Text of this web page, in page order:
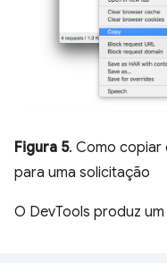
Figura 5. Como copiar
para uma solicitação
O DevTools produz